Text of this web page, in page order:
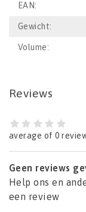
EAN:
Gewicht:
Volume:
Reviews
average of 0
Geen reviews
Help ons en
een review